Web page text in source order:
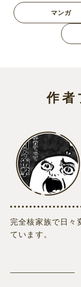
マンガ
作者
完全核家族で日々
ています。